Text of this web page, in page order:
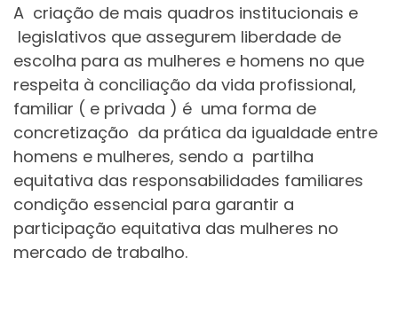
A criação de mais quadros institucionais e
legislativos que assegurem liberdade de
escolha para as mulheres e homens no que
respeita à conciliação da vida profissional,
familiar ( e privada ) é uma forma de
concretização da prática da igualdade entre
homens e mulheres, sendo a partilha
equitativa das responsabilidades familiares
condição essencial para garantir a
participação equitativa das mulheres no
mercado de trabalho.